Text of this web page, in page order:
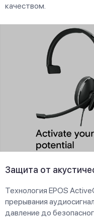
качеством.
Защита от
Технология EPOS
прерывания
давление до